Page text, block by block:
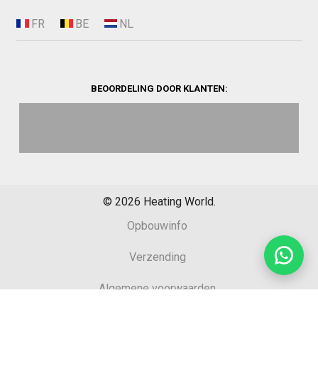
BEOORDELING DOOR KLANTEN:
© 2026 Heating World.
Opbouwinfo
Verzending
Algemene voorwaarden